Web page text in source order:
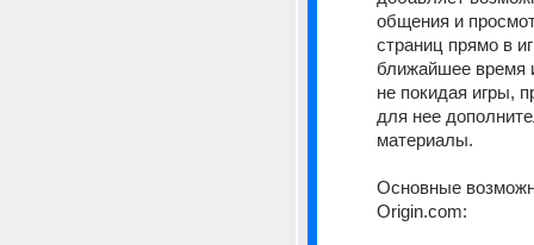
общения и
страниц прямо в
ближайшее время
не покидая игры,
для нее
материалы.
Основные
Origin.com: